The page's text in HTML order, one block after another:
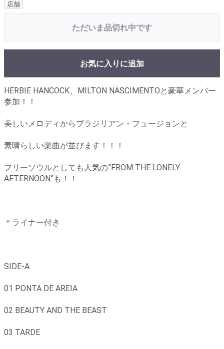
店舗
ただいま品切れ中です
お気に入りに追加
HERBIE HANCOCK、MILTON NASCIMENTOと豪華メンバー
参加！！
美しいメロディからブラジリアン・フュージョンと
素晴らしい楽曲が並びます！！！
フリーソウルとしても人気の”FROM THE LONELY
AFTERNOON”も！！
＊ライナー付き
SIDE-A
01 PONTA DE AREIA
02 BEAUTY AND THE BEAST
03 TARDE